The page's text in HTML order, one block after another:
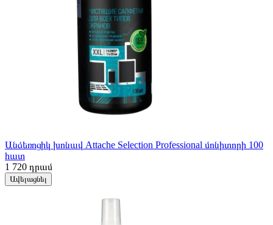
Անձեռոցիկ խոնավ Attache Selection Professional մոնիտորի 100
հատ
1 720 դրամ
Ավելացնել